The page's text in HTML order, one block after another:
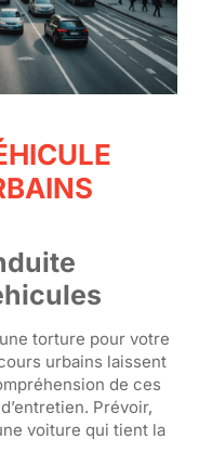
torture pour votre
urbains laissent
de ces
Prévoir,
voiture qui tient la